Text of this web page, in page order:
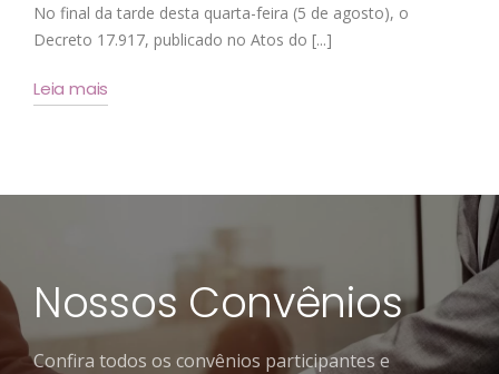
No final da tarde desta quarta-feira (5 de agosto), o
Decreto 17.917, publicado no Atos do [...]
Leia mais
Nossos Convênios
Confira todos os convênios participantes e